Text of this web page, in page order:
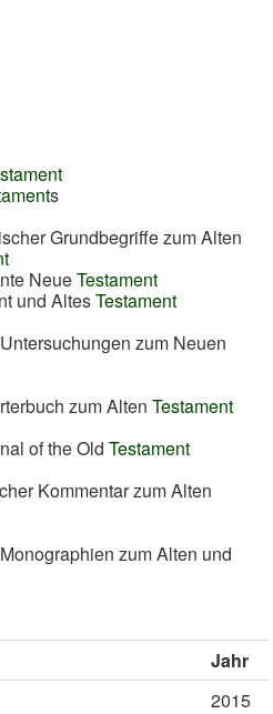
s
Grundbegriffe zum Alten
NeueTestament
und AltesTestament
zum Neuen
zum Alten Testament
of the Old Testament
Kommentar zum Alten
zum Alten und
Jahr
2015